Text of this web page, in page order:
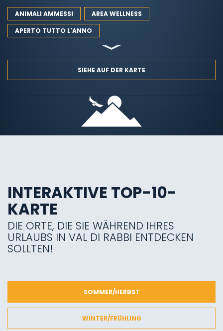
ANIMALI AMMESSI
AREA WELLNESS
APERTO TUTTO L'ANNO
SIEHE AUF DER KARTE
INTERAKTIVE TOP-10-
KARTE
DIE ORTE, DIE SIE WÄHREND IHRES
URLAUBS IN VAL DI RABBI ENTDECKEN
SOLLTEN!
SOMMER/HERBST
WINTER/FRÜHLING